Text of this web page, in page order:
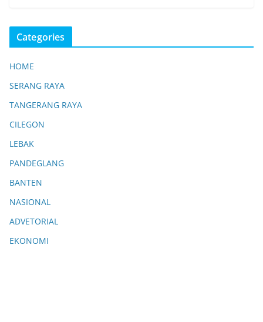
Categories
HOME
SERANG RAYA
TANGERANG RAYA
CILEGON
LEBAK
PANDEGLANG
BANTEN
NASIONAL
ADVETORIAL
EKONOMI